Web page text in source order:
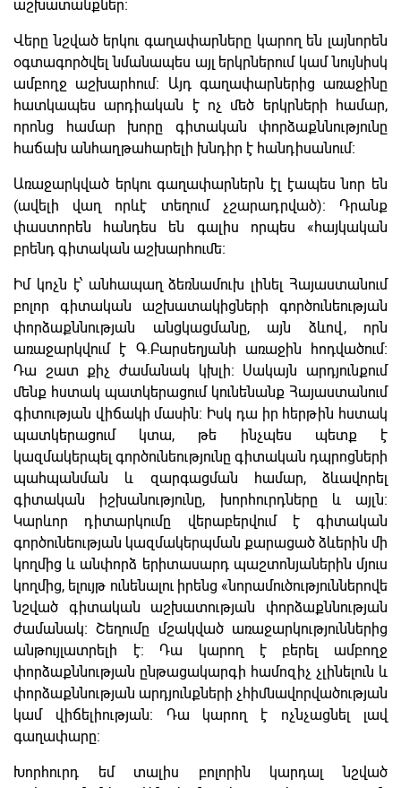
աշխատանքներ։
Վերը նշված երկու գաղափարները կարող են լայնորեն
օգտագործվել նմանապես այլ երկրներում կամ նույնիսկ
ամբողջ աշխարհում։ Այդ գաղափարներից առաջինը
հատկապես արդիական է ոչ մեծ երկրների համար,
որոնց համար խորը գիտական փորձաքննությունը
հաճախ անհաղթահարելի խնդիր է հանդիսանում։
Առաջարկված երկու գաղափարներն էլ էապես նոր են
(ավելի վաղ որևէ տեղում չշարադրված)։ Դրանք
փաստորեն հանդես են գալիս որպես «հայկական
բրենդ գիտական աշխարհումե։
Իմ կոչն է՝ անհապաղ ձեռնամուխ լինել Հայաստանում
բոլոր գիտական աշխատակիցների գործունեության
փորձաքննության անցկացմանը, այն ձևով, որն
առաջարկվում է Գ.Բարսեղյանի առաջին հոդվածում։
Դա շատ քիչ ժամանակ կխլի։ Սակայն արդյունքում
մենք հստակ պատկերացում կունենանք Հայաստանում
գիտության վիճակի մասին։ Իսկ դա իր հերթին հստակ
պատկերացում կտա, թե ինչպես պետք է
կազմակերպել գործունեությունը գիտական դպրոցների
պահպանման և զարգացման համար, ձևավորել
գիտական իշխանությունը, խորհուրդները և այլն։
Կարևոր դիտարկումը վերաբերվում է գիտական
գործունեության կազմակերպման քարացած ձևերին մի
կողմից և անփորձ երիտասարդ պաշտոնյաներին մյուս
կողմից, ելույթ ունենալու իրենց «նորամուծություններովե
նշված գիտական աշխատության փորձաքննության
ժամանակ։ Շեղումը մշակված առաջարկություններից
անթույլատրելի է։ Դա կարող է բերել ամբողջ
փորձաքննության ընթացակարգի համոզիչ չլինելուն և
փորձաքննության արդյունքների չհիմնավորվածության
կամ վիճելիության։ Դա կարող է ոչնչացնել լավ
գաղափարը։
Խորհուրդ եմ տալիս բոլորին կարդալ նշված